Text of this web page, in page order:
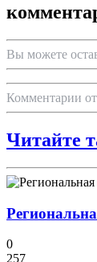
Вы можете
Комментарии
Читайте
0
257